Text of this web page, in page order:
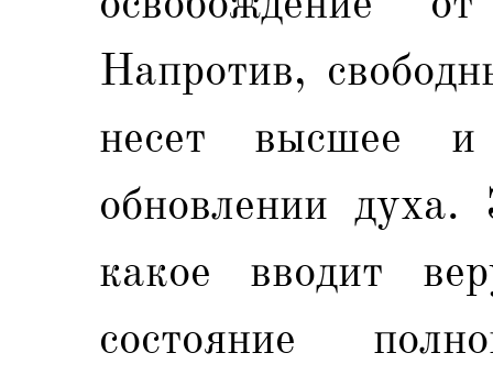
Напротив,
несет высшее
обновлении духа.
какое вводит
состояние